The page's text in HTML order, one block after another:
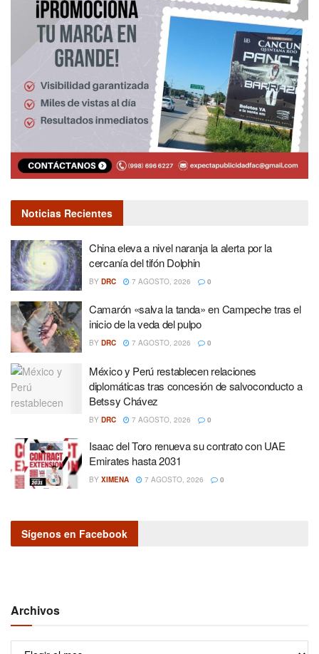
Noticias Recientes
China eleva a nivel naranja la alerta por la
cercanía del tifón Dolphin
BY DRC 7 AGOSTO, 2026 0
Camarón «salva la tanda» en Campeche tras el
inicio de la veda del pulpo
BY DRC 7 AGOSTO, 2026 0
México y Perú restablecen relaciones
diplomáticas tras concesión de salvoconducto a
Betssy Chávez
BY DRC 7 AGOSTO, 2026 0
Isaac del Toro renueva su contrato con UAE
Emirates hasta 2031
BY XIMENA 7 AGOSTO, 2026 0
Sígenos en Facebook
Archivos
Archivos